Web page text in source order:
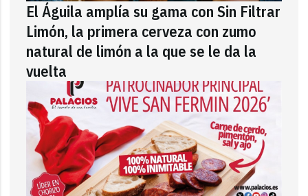
El Águila amplía su gama con Sin Filtrar
Limón, la primera cerveza con zumo
natural de limón a la que se le da la
vuelta